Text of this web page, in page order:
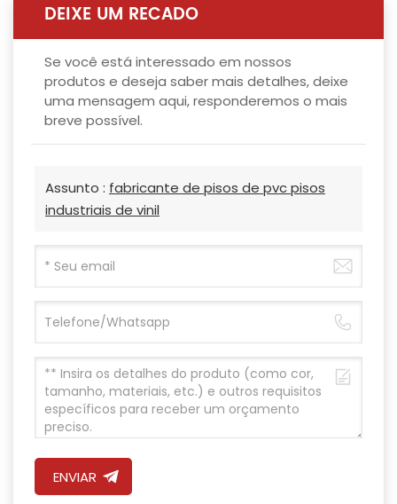
DEIXE UM RECADO
Se você está interessado em nossos
produtos e deseja saber mais detalhes, deixe
uma mensagem aqui, responderemos o mais
breve possível.
Assunto : fabricante de pisos de pvc pisos
industriais de vinil
ENVIAR